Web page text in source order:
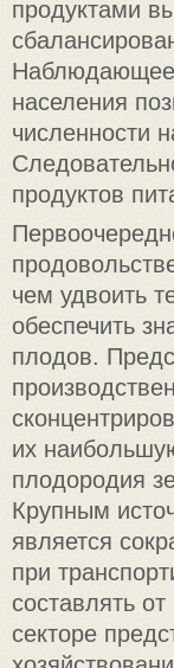
продуктами
населения
численности
продуктов
чем удвоить
обеспечить
плодов.
их
плодородия
Крупным
является
при
составлять
секторе